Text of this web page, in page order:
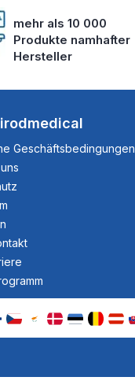
mehr als 10 000
Produkte namhafter
Hersteller
Geschäftsbedingungen